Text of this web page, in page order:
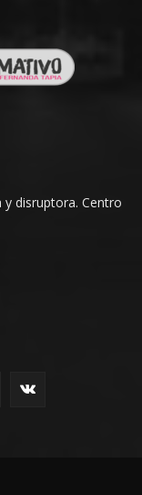
disruptora. Centro